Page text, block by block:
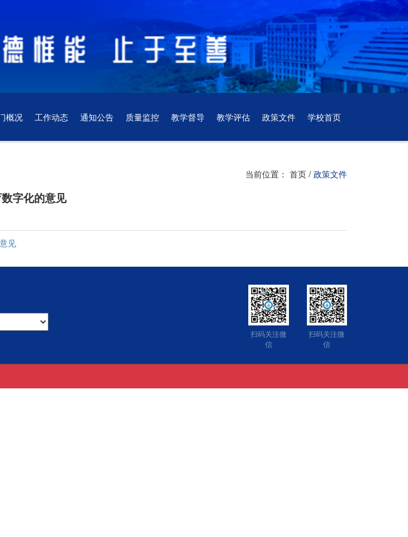
概况 工作动态 通知公告 质量监控 教学督导 教学评估 政策文件 学校首页
当前位置： 首页 / 政策文件
字化的意见
见
扫码关注微
信
扫码关注微
信